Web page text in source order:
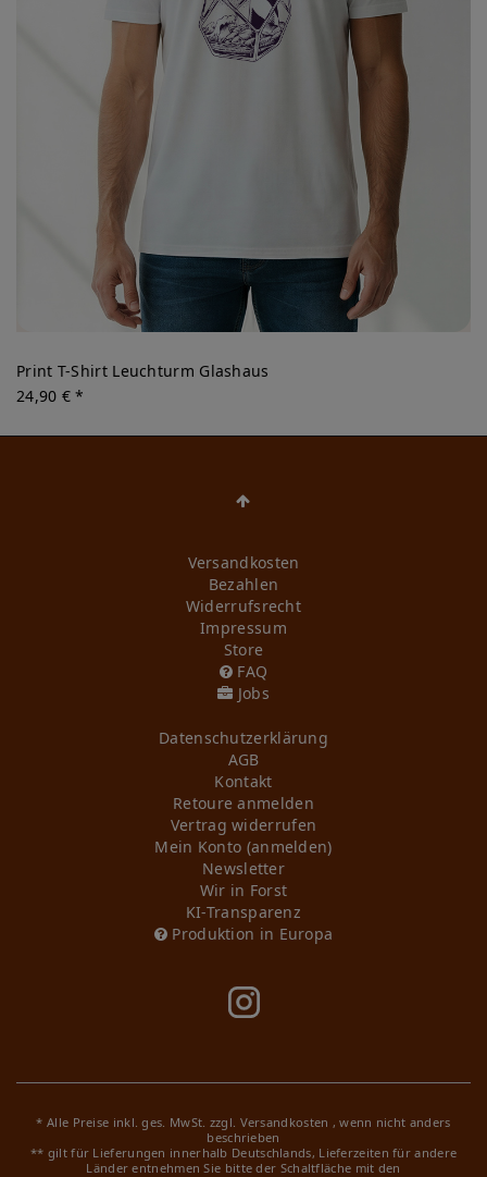
Print T-Shirt Leuchturm Glashaus
24,90 € *
Versandkosten
Bezahlen
Widerrufs­recht
Impressum
Store
FAQ
Jobs
Daten­schutz­erklärung
AGB
Kontakt
Retoure anmelden
Vertrag widerrufen
Mein Konto (anmelden)
Newsletter
Wir in Forst
KI-Transparenz
Produktion in Europa
* Alle Preise inkl. ges. MwSt. zzgl. Versandkosten , wenn nicht anders
beschrieben
** gilt für Lieferungen innerhalb Deutschlands, Lieferzeiten für andere
Länder entnehmen Sie bitte der Schaltfläche mit den